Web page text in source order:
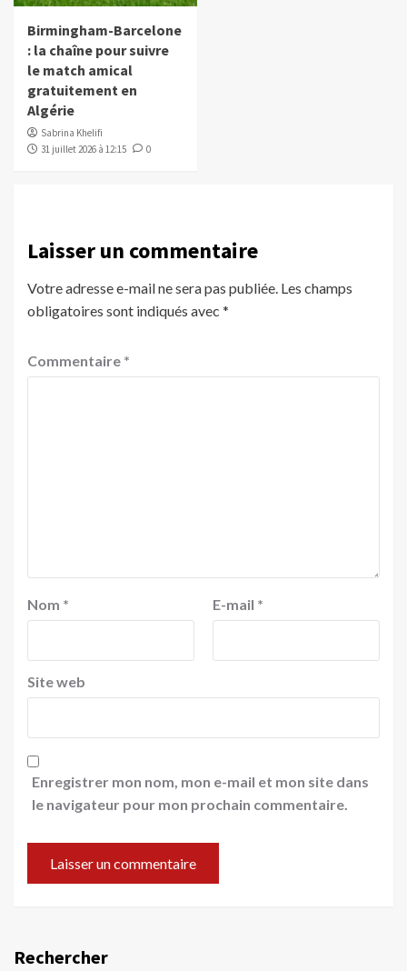
Birmingham-Barcelone
: la chaîne pour suivre
le match amical
gratuitement en
Algérie
Sabrina Khelifi
31 juillet 2026 à 12:15
0
Laisser un commentaire
Votre adresse e-mail ne sera pas publiée. Les champs
obligatoires sont indiqués avec *
Commentaire *
Nom * E-mail *
Site web
Enregistrer mon nom, mon e-mail et mon site dans
le navigateur pour mon prochain commentaire.
Rechercher